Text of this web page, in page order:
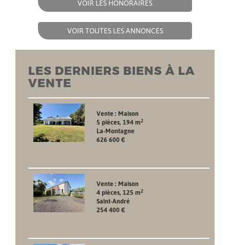
VOIR LES HONORAIRES
VOIR TOUTES LES ANNONCES
LES DERNIERS BIENS À LA
VENTE
Vente : Maison
5 pièces, 194 m2
La-Montagne
626 600 €
Vente : Maison
4 pièces, 125 m2
Saint-André
254 400 €